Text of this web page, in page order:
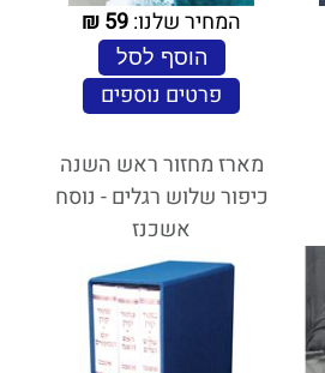
המחיר שלנו:59
₪
הוסף לסל
פרטים נוספים
מארז מחזור ראש השנה
כיפור שלוש רגלים - נוסח
אשכנז